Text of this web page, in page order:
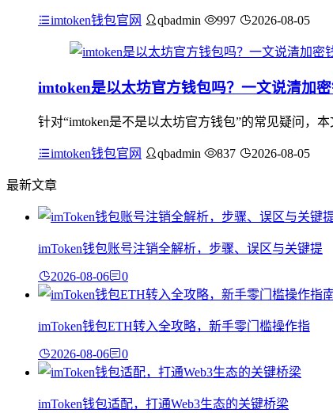
imtoken钱包官网 qbadmin 997 2026-08-05
imtoken是以太坊官方钱包吗？一文说清加
针对“imtoken是不是以太坊官方钱包”的常见疑问，
imtoken钱包官网 qbadmin 837 2026-08-05
最新文章
imToken钱包账号注销全解析，步骤、误区与关键提
2026-08-06 0
imToken钱包ETH转入全攻略，新手零门槛操作指
2026-08-06 0
imToken钱包适配，打通Web3生态的关键桥梁